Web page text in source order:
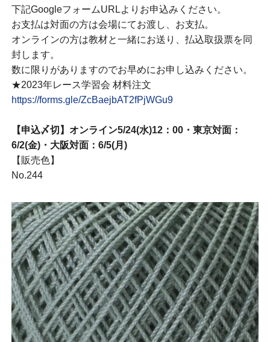
下記GoogleフォームURLよりお申込みください。
お支払は対面の方は会場にてお渡し、お支払。
オンラインの方は教材と一緒にお送り、払込取扱票を同
封します。
数に限りがありますのでお早めにお申し込みください。
★2023年レース学習会 材料注文
https://forms.gle/ZcBaejbAT2fPjWGu9
【申込〆切】オンライン5/24(水)12：00・東京対面：
6/2(金)・大阪対面：6/5(月)
【販売色】
No.244